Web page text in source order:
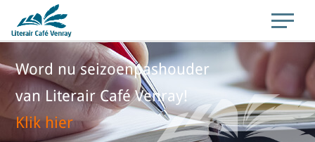
Word nu seizoenpashouder
van Literair Café Venray!
Klik hier